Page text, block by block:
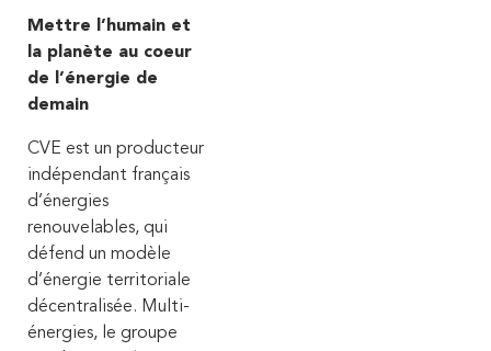
Mettre l’humain et
la planète au coeur
de l’énergie de
demain
CVE est un producteur
indépendant français
d’énergies
renouvelables, qui
défend un modèle
d’énergie territoriale
décentralisée. Multi-
énergies, le groupe